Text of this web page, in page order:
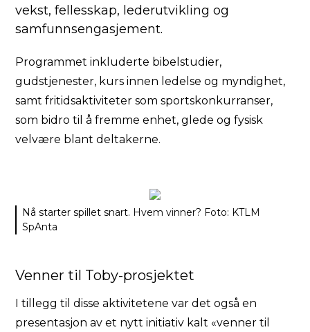
vekst, fellesskap, lederutvikling og
samfunnsengasjement.
Programmet inkluderte bibelstudier,
gudstjenester, kurs innen ledelse og myndighet,
samt fritidsaktiviteter som sportskonkurranser,
som bidro til å fremme enhet, glede og fysisk
velvære blant deltakerne.
Nå starter spillet snart. Hvem vinner? Foto: KTLM
SpAnta
Venner til Toby-prosjektet
I tillegg til disse aktivitetene var det også en
presentasjon av et nytt initiativ kalt «venner til